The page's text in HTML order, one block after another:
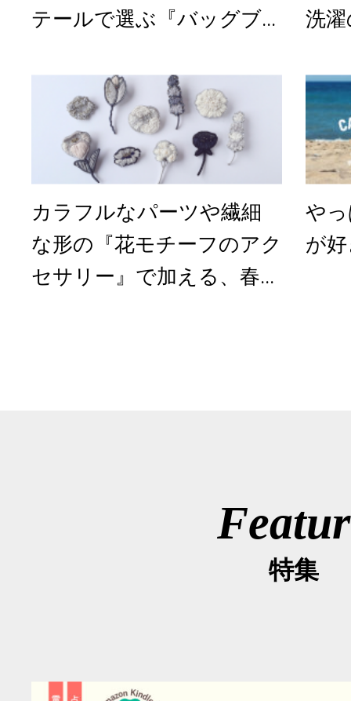
テールで選ぶ『バッグブ...
洗
カラフルなパーツや繊細
な形の『花モチーフのアク
セサリー』で加える、春...
や
が
特集